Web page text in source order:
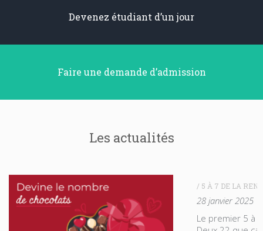
Devenez étudiant d’un jour
Faire une demande d’admission
Les actualités
/ 5 À 7 DE LA
28 janvier 2025
Le premier 5 à